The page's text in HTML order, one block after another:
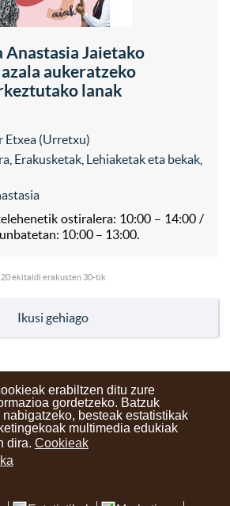
erabiltzen ditu zure
gordetzeko. Batzuk
besteak estatistikak
multimedia edukiak
dira. Cookieak
Anastasia Jaietako
aukeratzeko
lanak
Etxea (Urretxu)
Erakusketak Lehiaketak eta bekak
ostiralera: 10:00 – 14:00 /
10:00 – 13:00.
20ekitaldi erakusten 30-tik
Ikusi gehiago
baldintzak Lege oharra
Berriak
Zure iritzia
facebookyoutube